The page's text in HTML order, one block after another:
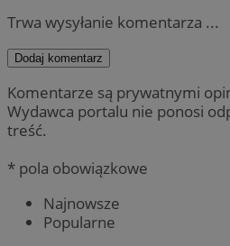
Trwa wysyłanie komentarza ...
Dodaj komentarz
Komentarze są prywatnymi
Wydawca portalu nie ponosi
treść.
* pola obowiązkowe
Najnowsze
Popularne